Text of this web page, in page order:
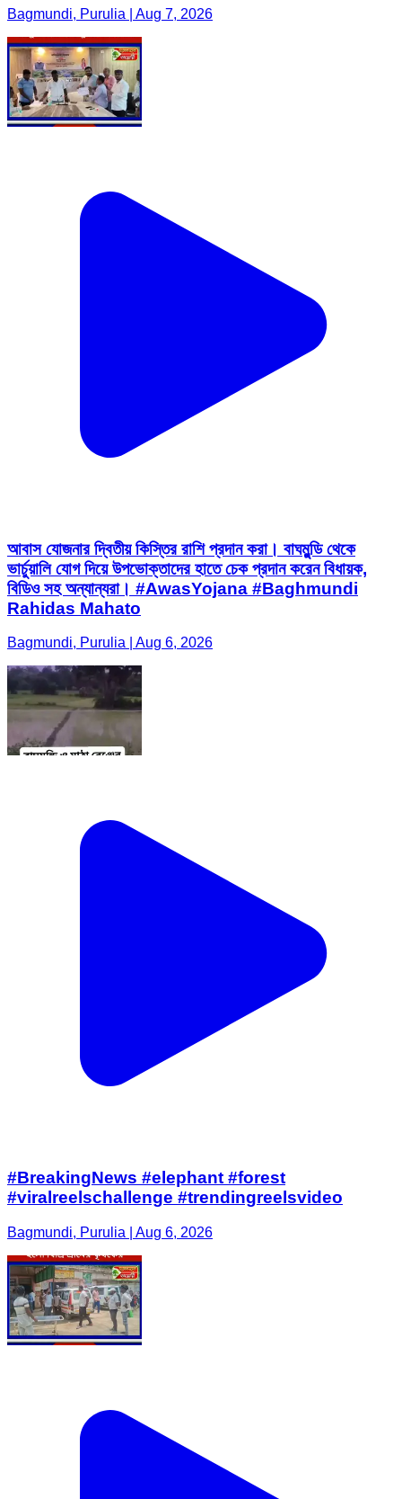
Bagmundi, Purulia | Aug 7, 2026
আবাস যোজনার দ্বিতীয় কিস্তির রাশি প্রদান করা। বাঘমুন্ডি থেকে
ভার্চুয়ালি যোগ দিয়ে উপভোক্তাদের হাতে চেক প্রদান করেন বিধায়ক,
বিডিও সহ অন্যান্যরা। #AwasYojana #Baghmundi
Rahidas Mahato
Bagmundi, Purulia | Aug 6, 2026
#BreakingNews #elephant #forest
#viralreelschallenge #trendingreelsvideo
Bagmundi, Purulia | Aug 6, 2026